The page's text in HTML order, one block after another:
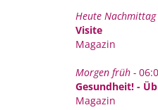
Heute Nachmittag
Visite
Magazin
Morgen früh -
Gesundheit! -
Magazin